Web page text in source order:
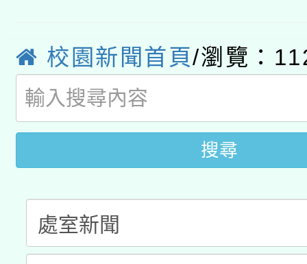
暨閱讀推動專業研習
科技賦能─人工智慧
礎課程
A3數位素養講師名單
校園新聞首頁/瀏覽：
搜尋